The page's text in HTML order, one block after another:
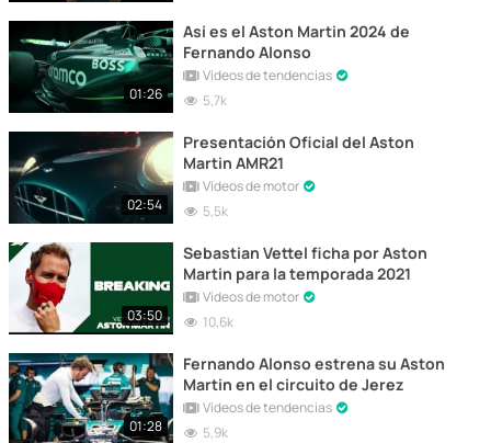
01:26
Así es el Aston Martin 2024 de
Fernando Alonso
Vídeos de tendencias
5,7k
02:54
Presentación Oficial del Aston
Martin AMR21
Vídeos de motor
5,5k
03:50
Sebastian Vettel ficha por Aston
Martin para la temporada 2021
Vídeos de motor
10,6k
01:28
Fernando Alonso estrena su Aston
Martin en el circuito de Jerez
Vídeos de tendencias
5,9k